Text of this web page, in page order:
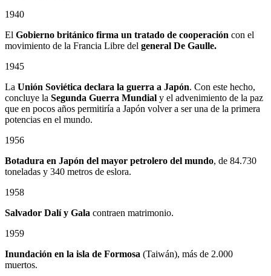
1940
El Gobierno británico firma un tratado de cooperación con el
movimiento de la Francia Libre del general De Gaulle.
1945
La Unión Soviética declara la guerra a Japón. Con este hecho,
concluye la Segunda Guerra Mundial y el advenimiento de la paz
que en pocos años permitiría a Japón volver a ser una de la primera
potencias en el mundo.
1956
Botadura en Japón del mayor petrolero del mundo, de 84.730
toneladas y 340 metros de eslora.
1958
Salvador Dalí y Gala contraen matrimonio.
1959
Inundación en la isla de Formosa (Taiwán), más de 2.000
muertos.